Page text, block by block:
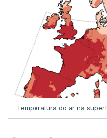
Já a norte, na Escola
outra equipa de
mais de 100 pedidos
que aguardam a
Os resultados
Temperatura do ar na